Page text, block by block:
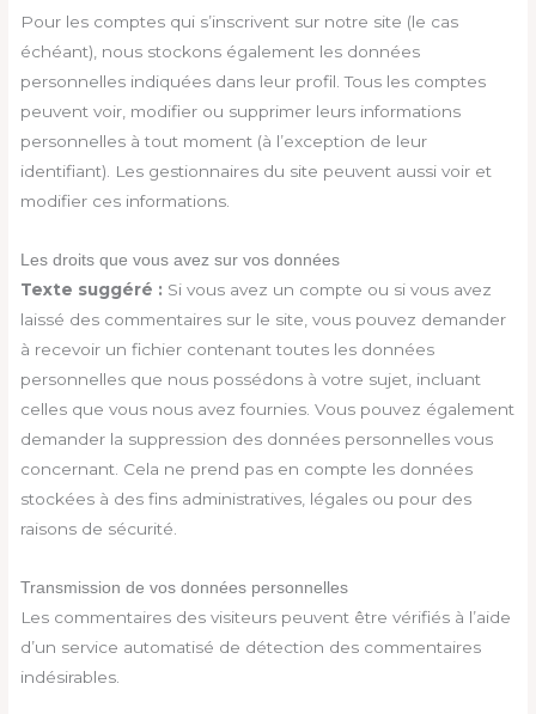
Pour les comptes qui s’inscrivent sur notre site (le cas
échéant), nous stockons également les données
personnelles indiquées dans leur profil. Tous les comptes
peuvent voir, modifier ou supprimer leurs informations
personnelles à tout moment (à l’exception de leur
identifiant). Les gestionnaires du site peuvent aussi voir et
modifier ces informations.
Les droits que vous avez sur vos données
Texte suggéré : Si vous avez un compte ou si vous avez
laissé des commentaires sur le site, vous pouvez demander
à recevoir un fichier contenant toutes les données
personnelles que nous possédons à votre sujet, incluant
celles que vous nous avez fournies. Vous pouvez également
demander la suppression des données personnelles vous
concernant. Cela ne prend pas en compte les données
stockées à des fins administratives, légales ou pour des
raisons de sécurité.
Transmission de vos données personnelles
Les commentaires des visiteurs peuvent être vérifiés à l’aide
d’un service automatisé de détection des commentaires
indésirables.